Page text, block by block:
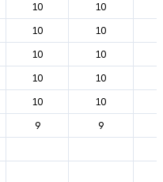
10 10
10 10
10 10
10 10
10 10
9 9